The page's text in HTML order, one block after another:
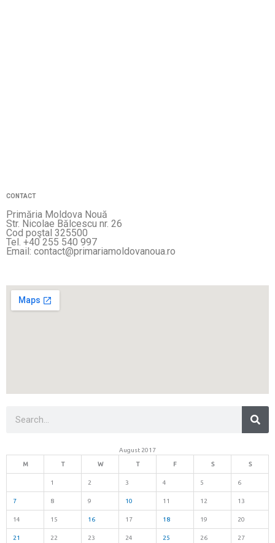
CONTACT
Primăria Moldova Nouă
Str. Nicolae Bălcescu nr. 26
Cod poştal 325500
Tel. +40 255 540 997
Email: contact@primariamoldovanoua.ro
August 2017
M T W T F S S
1 2 3 4 5 6
7 8 9 10 11 12 13
14 15 16 17 18 19 20
21 22 23 24 25 26 27